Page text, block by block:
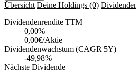
Übersicht Deine Holdings (0)
Dividendenrendite TTM
0,00%
0,00€/Aktie
Dividendenwachstum (CAGR 5Y)
-49,98%
Nächste Dividende